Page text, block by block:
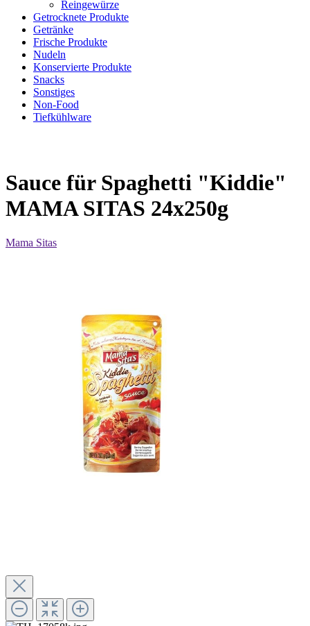
Reingewürze
Getrocknete Produkte
Getränke
Frische Produkte
Nudeln
Konservierte Produkte
Snacks
Sonstiges
Non-Food
Tiefkühlware
Sauce für Spaghetti "Kiddie"
MAMA SITAS 24x250g
Mama Sitas